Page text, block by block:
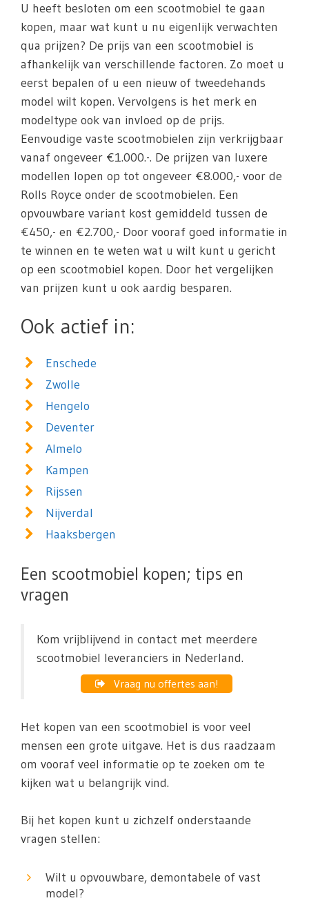
U heeft besloten om een scootmobiel te gaan
kopen, maar wat kunt u nu eigenlijk verwachten
qua prijzen? De prijs van een scootmobiel is
afhankelijk van verschillende factoren. Zo moet u
eerst bepalen of u een nieuw of tweedehands
model wilt kopen. Vervolgens is het merk en
modeltype ook van invloed op de prijs.
Eenvoudige vaste scootmobielen zijn verkrijgbaar
vanaf ongeveer €1.000.-. De prijzen van luxere
modellen lopen op tot ongeveer €8.000,- voor de
Rolls Royce onder de scootmobielen. Een
opvouwbare variant kost gemiddeld tussen de
€450,- en €2.700,- Door vooraf goed informatie in
te winnen en te weten wat u wilt kunt u gericht
op een scootmobiel kopen. Door het vergelijken
van prijzen kunt u ook aardig besparen.
Ook actief in:
Enschede
Zwolle
Hengelo
Deventer
Almelo
Kampen
Rijssen
Nijverdal
Haaksbergen
Een scootmobiel kopen; tips en
vragen
Kom vrijblijvend in contact met meerdere
scootmobiel leveranciers in Nederland.
Vraag nu offertes aan!
Het kopen van een scootmobiel is voor veel
mensen een grote uitgave. Het is dus raadzaam
om vooraf veel informatie op te zoeken om te
kijken wat u belangrijk vind.
Bij het kopen kunt u zichzelf onderstaande
vragen stellen:
Wilt u opvouwbare, demontabele of vast
model?